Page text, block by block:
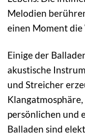
Melodien
einen Moment die
Einige der
akustische
und Streicher
persönlichen und
Balladen sind